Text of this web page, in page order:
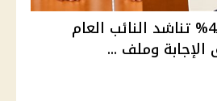
أسرة ريم طالبة الـ4% تناشد النائب العام
وملف ...